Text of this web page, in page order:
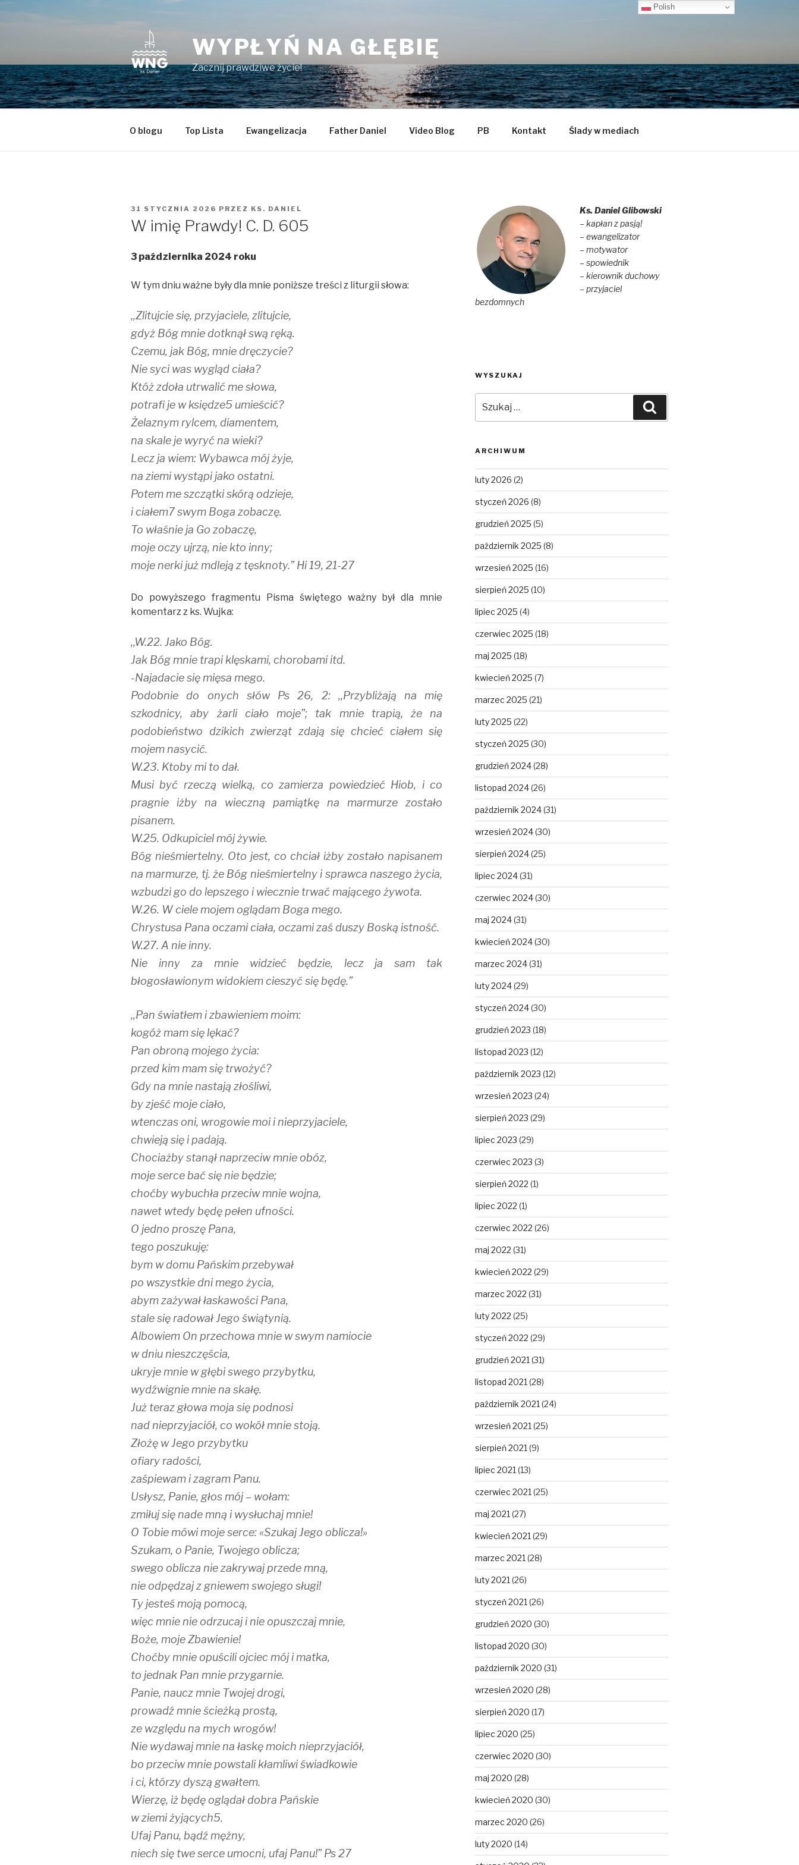
WYPŁYŃ NA GŁĘBIĘ
Zacznij prawdziwe życie!
O blogu Top Lista Ewangelizacja Father Daniel Video Blog PB Kontakt Ślady w mediach
OPUBLIKOWANE
31 STYCZNIA 2026 PRZEZ KS. DANIEL
W imię Prawdy! C. D. 605
3 października 2024 roku
W tym dniu ważne były dla mnie poniższe treści z liturgii słowa:
,,Zlitujcie się, przyjaciele, zlitujcie,
gdyż Bóg mnie dotknął swą ręką.
Czemu, jak Bóg, mnie dręczycie?
Nie syci was wygląd ciała?
Któż zdoła utrwalić me słowa,
potrafi je w księdze5 umieścić?
Żelaznym rylcem, diamentem,
na skale je wyryć na wieki?
Lecz ja wiem: Wybawca mój żyje,
na ziemi wystąpi jako ostatni.
Potem me szczątki skórą odzieje,
i ciałem7 swym Boga zobaczę.
To właśnie ja Go zobaczę,
moje oczy ujrzą, nie kto inny;
moje nerki już mdleją z tęsknoty.” Hi 19, 21-27
Do powyższego fragmentu Pisma świętego ważny był dla mnie
komentarz z ks. Wujka:
,,W.22. Jako Bóg.
Jak Bóg mnie trapi klęskami, chorobami itd.
-Najadacie się mięsa mego.
Podobnie do onych słów Ps 26, 2: ,,Przybliżają na mię
szkodnicy, aby żarli ciało moje”; tak mnie trapią, że na
podobieństwo dzikich zwierząt zdają się chcieć ciałem się
mojem nasycić.
W.23. Ktoby mi to dał.
Musi być rzeczą wielką, co zamierza powiedzieć Hiob, i co
pragnie iżby na wieczną pamiątkę na marmurze zostało
pisanem.
W.25. Odkupiciel mój żywie.
Bóg nieśmiertelny. Oto jest, co chciał iżby zostało napisanem
na marmurze, tj. że Bóg nieśmiertelny i sprawca naszego życia,
wzbudzi go do lepszego i wiecznie trwać mającego żywota.
W.26. W ciele mojem oglądam Boga mego.
Chrystusa Pana oczami ciała, oczami zaś duszy Boską istność.
W.27. A nie inny.
Nie inny za mnie widzieć będzie, lecz ja sam tak
błogosławionym widokiem cieszyć się będę.”
,,Pan światłem i zbawieniem moim:
kogóż mam się lękać?
Pan obroną mojego życia:
przed kim mam się trwożyć?
Gdy na mnie nastają złośliwi,
by zjeść moje ciało,
wtenczas oni, wrogowie moi i nieprzyjaciele,
chwieją się i padają.
Chociażby stanął naprzeciw mnie obóz,
moje serce bać się nie będzie;
choćby wybuchła przeciw mnie wojna,
nawet wtedy będę pełen ufności.
O jedno proszę Pana,
tego poszukuję:
bym w domu Pańskim przebywał
po wszystkie dni mego życia,
abym zażywał łaskawości Pana,
stale się radował Jego świątynią.
Albowiem On przechowa mnie w swym namiocie
w dniu nieszczęścia,
ukryje mnie w głębi swego przybytku,
wydźwignie mnie na skałę.
Już teraz głowa moja się podnosi
nad nieprzyjaciół, co wokół mnie stoją.
Złożę w Jego przybytku
ofiary radości,
zaśpiewam i zagram Panu.
Usłysz, Panie, głos mój – wołam:
zmiłuj się nade mną i wysłuchaj mnie!
O Tobie mówi moje serce: «Szukaj Jego oblicza!»
Szukam, o Panie, Twojego oblicza;
swego oblicza nie zakrywaj przede mną,
nie odpędzaj z gniewem swojego sługi!
Ty jesteś moją pomocą,
więc mnie nie odrzucaj i nie opuszczaj mnie,
Boże, moje Zbawienie!
Choćby mnie opuścili ojciec mój i matka,
to jednak Pan mnie przygarnie.
Panie, naucz mnie Twojej drogi,
prowadź mnie ścieżką prostą,
ze względu na mych wrogów!
Nie wydawaj mnie na łaskę moich nieprzyjaciół,
bo przeciw mnie powstali kłamliwi świadkowie
i ci, którzy dyszą gwałtem.
Wierzę, iż będę oglądał dobra Pańskie
w ziemi żyjących5.
Ufaj Panu, bądź mężny,
niech się twe serce umocni, ufaj Panu!” Ps 27
Ks. Daniel Glibowski
– kapłan z pasją!
– ewangelizator
– motywator
– spowiednik
– kierownik duchowy
– przyjaciel
bezdomnych
WYSZUKAJ
ARCHIWUM
luty 2026 (2)
styczeń 2026 (8)
grudzień 2025 (5)
październik 2025 (8)
wrzesień 2025 (16)
sierpień 2025 (10)
lipiec 2025 (4)
czerwiec 2025 (18)
maj 2025 (18)
kwiecień 2025 (7)
marzec 2025 (21)
luty 2025 (22)
styczeń 2025 (30)
grudzień 2024(28)
listopad 2024(26)
październik 2024(31)
wrzesień 2024(30)
sierpień 2024(25)
lipiec 2024(31)
czerwiec 2024(30)
maj 2024(31)
kwiecień 2024(30)
marzec 2024(31)
luty 2024(29)
styczeń 2024(30)
grudzień 2023 (18)
listopad 2023 (12)
październik 2023 (12)
wrzesień 2023 (24)
sierpień 2023 (29)
lipiec 2023 (29)
czerwiec 2023 (3)
sierpień 2022 (1)
lipiec 2022 (1)
czerwiec 2022 (26)
maj 2022 (31)
kwiecień 2022 (29)
marzec 2022 (31)
luty 2022 (25)
styczeń 2022 (29)
grudzień 2021 (31)
listopad 2021 (28)
październik 2021 (24)
wrzesień 2021 (25)
sierpień 2021 (9)
lipiec 2021 (13)
czerwiec 2021 (25)
maj 2021 (27)
kwiecień 2021 (29)
marzec 2021 (28)
luty 2021 (26)
styczeń 2021 (26)
grudzień 2020 (30)
listopad 2020 (30)
październik 2020 (31)
wrzesień 2020 (28)
sierpień 2020 (17)
lipiec 2020 (25)
czerwiec 2020 (30)
maj 2020 (28)
kwiecień 2020 (30)
marzec 2020 (26)
luty 2020 (14)
Polish